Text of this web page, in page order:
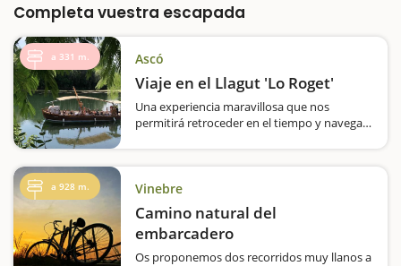
Completa vuestra escapada
a 331 m. Ascó
Viaje en el Llagut 'Lo Roget'
Una experiencia maravillosa que nos
permitirá retroceder en el tiempo y navegar
décadas. Si subir a un barco ya es divertido,
un trayecto…
a 928 m. Vinebre
Camino natural del
embarcadero
Os proponemos dos recorridos muy llanos a